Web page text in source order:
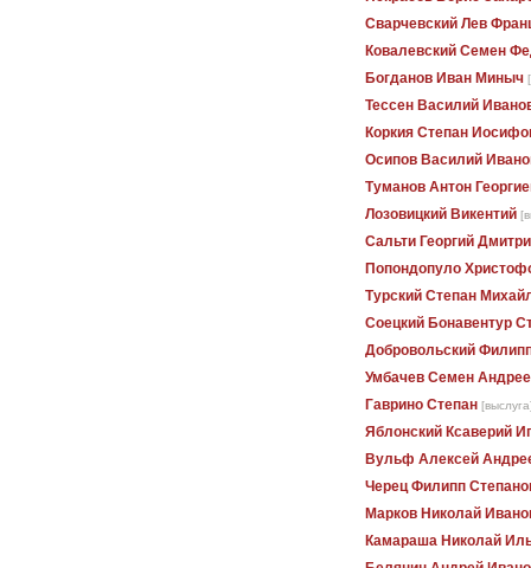
Сварчевский Лев
Ковалевский Семен
Богданов Иван Миныч
Тессен Василий
Коркия Степан
Осипов Василий
Туманов Антон
Лозовицкий Викентий
Сальти Георгий
Попондопуло
Турский Степан
Соецкий Бонавентур
Добровольский
Умбачев Семен
Гаврино Степан
Яблонский Ксаверий
Вульф Алексей
Черец Филипп
Марков Николай
Камараша Николай